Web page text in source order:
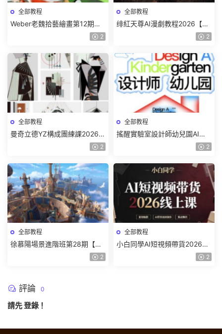
全部教程
Weber老魏拾藝繪畫第12期角
色特訓班【畫質不錯隻有視
2
全部教程
绯紅天尊AI漫劇教程2026【畫
2
全部教程
曼奇立德YZ構成團練課2026年
8月已結課【畫質高清有課件】
2
全部教程
搖醒實驗室設計師幼兒園AI軟
件基礎課2025【畫質不錯有素
2
全部教程
徐慕陽場景進階班第28期【畫
2
全部教程
小白同學AI短視頻帶貨2026線
2
評論 0
請先登錄 ！